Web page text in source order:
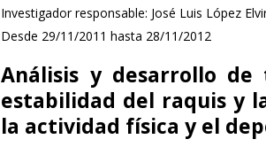
Investigador responsable: José Luis López
Desde 29/11/2011 hasta 28/11/2012
Análisis y desarrollo
estabilidad del raquis y
la actividad física y el